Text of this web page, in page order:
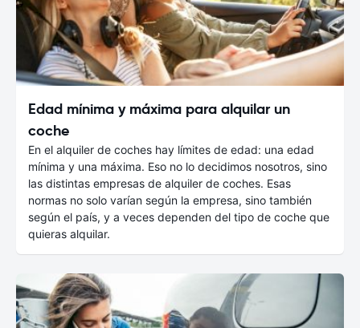
Edad mínima y máxima para alquilar un
coche
En el alquiler de coches hay límites de edad: una edad
mínima y una máxima. Eso no lo decidimos nosotros, sino
las distintas empresas de alquiler de coches. Esas
normas no solo varían según la empresa, sino también
según el país, y a veces dependen del tipo de coche que
quieras alquilar.